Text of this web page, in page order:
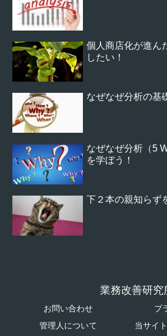
個人商店化が進ん
したい！
なぜなぜ分析の基
なぜなぜ分析（5
を学ぼう！
下２本の親知らず
業務改善研究
お問い合わせ
プ
管理人について
当サイ